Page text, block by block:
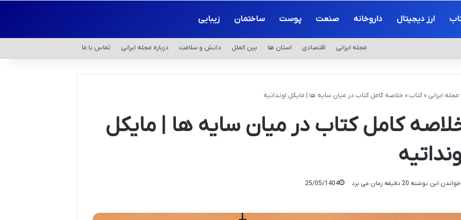
ارز دیجیتال داروخانه صنعت پوست ساختمان زیبایی
مجله ایرانی اقتصادی استان ها بین الملل دانش و سلامت درباره مجله ایرانی تماس با ما
مجله ایرانی » کتاب» خلاصه کامل کتاب در میان سایه ها | مایکل اونداتیه
کامل کتاب در میان سایه ها | مایکل
25/05/1404 خواندن این نوشته 20 دقیقه زمان می برد